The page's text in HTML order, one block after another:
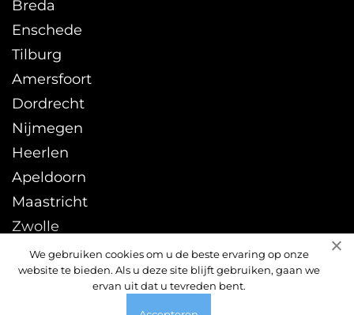
We gebruiken cookies om u de beste ervaring op onze
website te bieden. Als u deze site blijft gebruiken, gaan we
ervan uit dat u tevreden bent.
Breda
Enschede
Tilburg
Amersfoort
Dordrecht
Nijmegen
Heerlen
Apeldoorn
Maastricht
Zwolle
Leeuwarden
Sittard